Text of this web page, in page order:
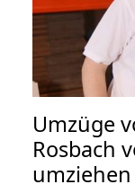
Umzüge
Rosbach
umziehen